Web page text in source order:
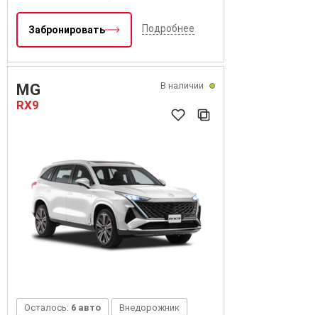
Забронировать Подробнее
В наличии
MG
RX9
Осталось: 6 авто Внедорожник